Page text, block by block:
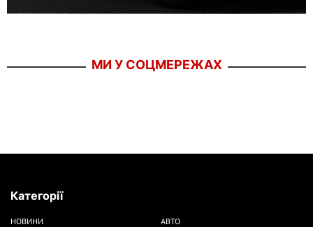
МИ У СОЦМЕРЕЖАХ
Категорії
НОВИНИ
АВТО